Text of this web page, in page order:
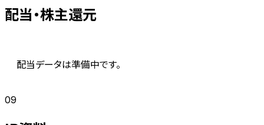
配当・株主還元
配当データは準備中です。
09